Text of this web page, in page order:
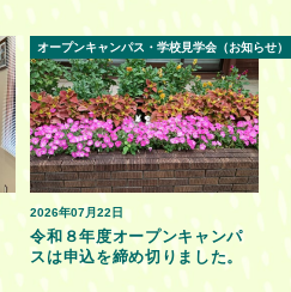
2026年07月22日
オープンキャンパス・学校見学会（お知らせ）
令和８年度オープンキャンパ
スは申込を締め切りました。